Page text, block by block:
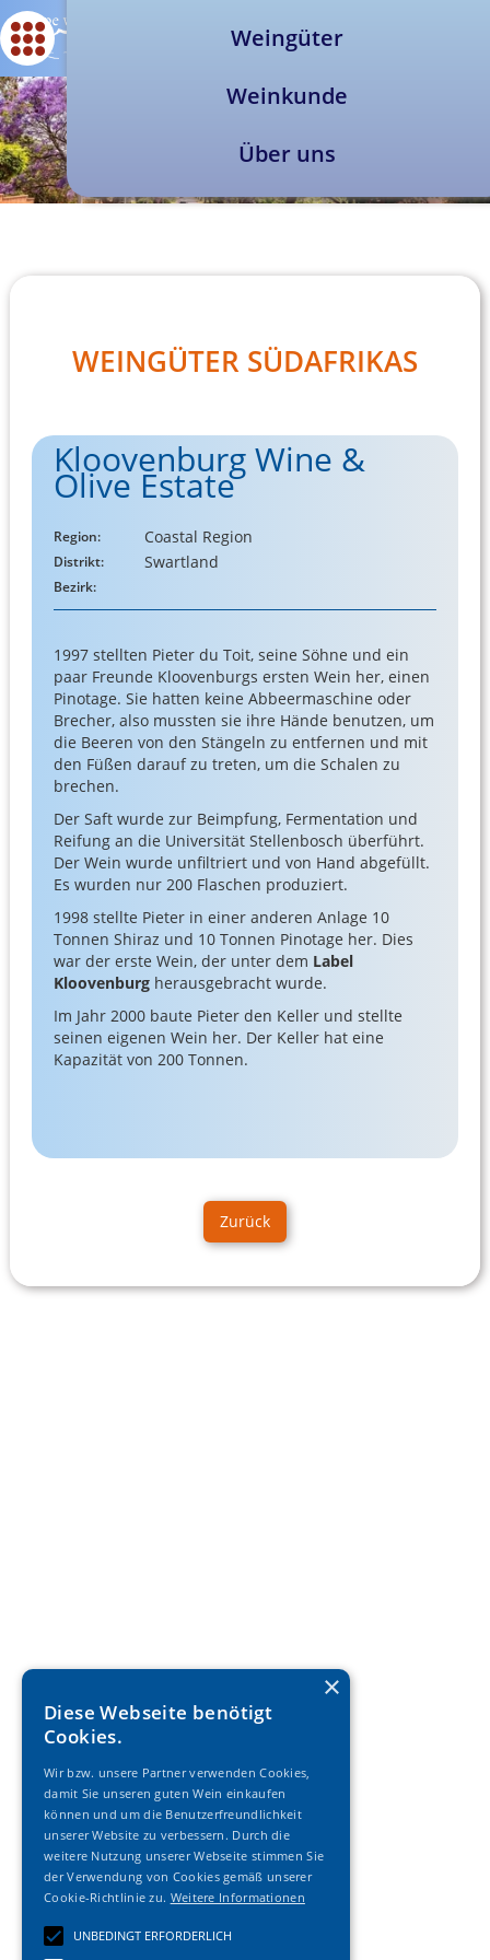
Weingüter
Weinkunde
Über uns
WEINGÜTER SÜDAFRIKAS
Kloovenburg Wine &
Olive Estate
Region: Coastal Region
Distrikt: Swartland
Bezirk:
1997 stellten Pieter du Toit, seine Söhne und ein
paar Freunde Kloovenburgs ersten Wein her, einen
Pinotage. Sie hatten keine Abbeermaschine oder
Brecher, also mussten sie ihre Hände benutzen, um
die Beeren von den Stängeln zu entfernen und mit
den Füßen darauf zu treten, um die Schalen zu
brechen.
Der Saft wurde zur Beimpfung, Fermentation und
Reifung an die Universität Stellenbosch überführt.
Der Wein wurde unfiltriert und von Hand abgefüllt.
Es wurden nur 200 Flaschen produziert.
1998 stellte Pieter in einer anderen Anlage 10
Tonnen Shiraz und 10 Tonnen Pinotage her. Dies
war der erste Wein, der unter dem Label
Kloovenburgherausgebracht wurde.
Im Jahr 2000 baute Pieter den Keller und stellte
seinen eigenen Wein her. Der Keller hat eine
Kapazität von 200 Tonnen.
Zurück
Diese Webseite benötigt
Cookies.
Wir bzw. unsere Partner verwenden Cookies,
damit Sie unseren guten Wein einkaufen
können und um die Benutzerfreundlichkeit
unserer Website zu verbessern. Durch die
weitere Nutzung unserer Webseite stimmen Sie
der Verwendung von Cookies gemäß unserer
Cookie-Richtlinie zu. Weitere Informationen
UNBEDINGT ERFORDERLICH
×